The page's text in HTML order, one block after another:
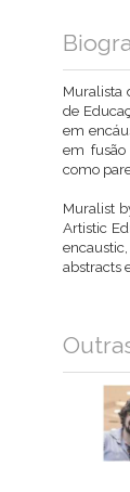
Muralista
de
em
em fusão
como
Muralist
Artistic
abstracts